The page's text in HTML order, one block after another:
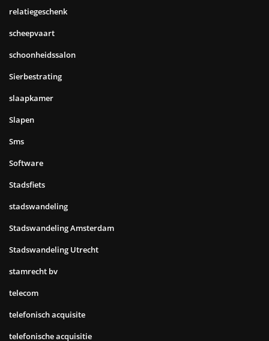
relatiegeschenk
scheepvaart
schoonheidssalon
Sierbestrating
slaapkamer
Slapen
Sms
Software
Stadsfiets
stadswandeling
Stadswandeling Amsterdam
Stadswandeling Utrecht
stamrecht bv
telecom
telefonisch acquisite
telefonische acquisitie